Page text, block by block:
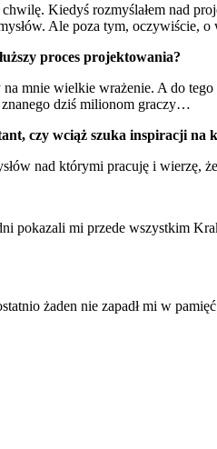
Kiedyś rozmyślałem nad
Ale poza tym, oczywiście,
proces projektowania?
mnie wielkie wrażenie. A do
znanego dziś milionom graczy…
czy wciąż szuka inspiracji
nad którymi pracuję i wierzę,
mi przede wszystkim
żaden nie zapadł mi w